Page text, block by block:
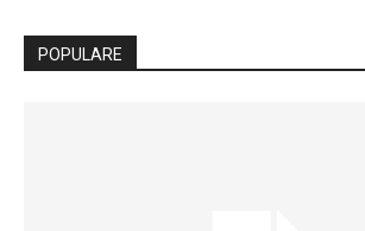
POPULARE